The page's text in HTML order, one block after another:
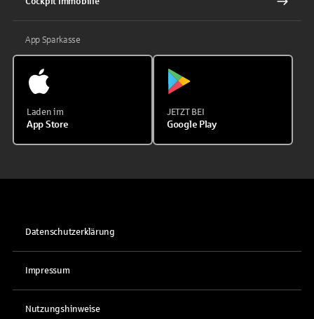
App Sparkasse
Laden im
App Store
JETZT BEI
Google Play
Datenschutzerklärung
Impressum
Nutzungshinweise